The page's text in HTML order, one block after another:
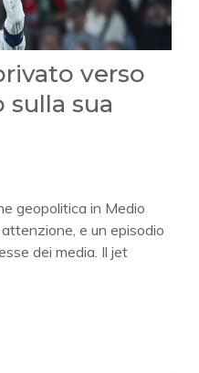
verso
sulla sua
geopolitica in Medio
e un episodio
dei media. Il jet